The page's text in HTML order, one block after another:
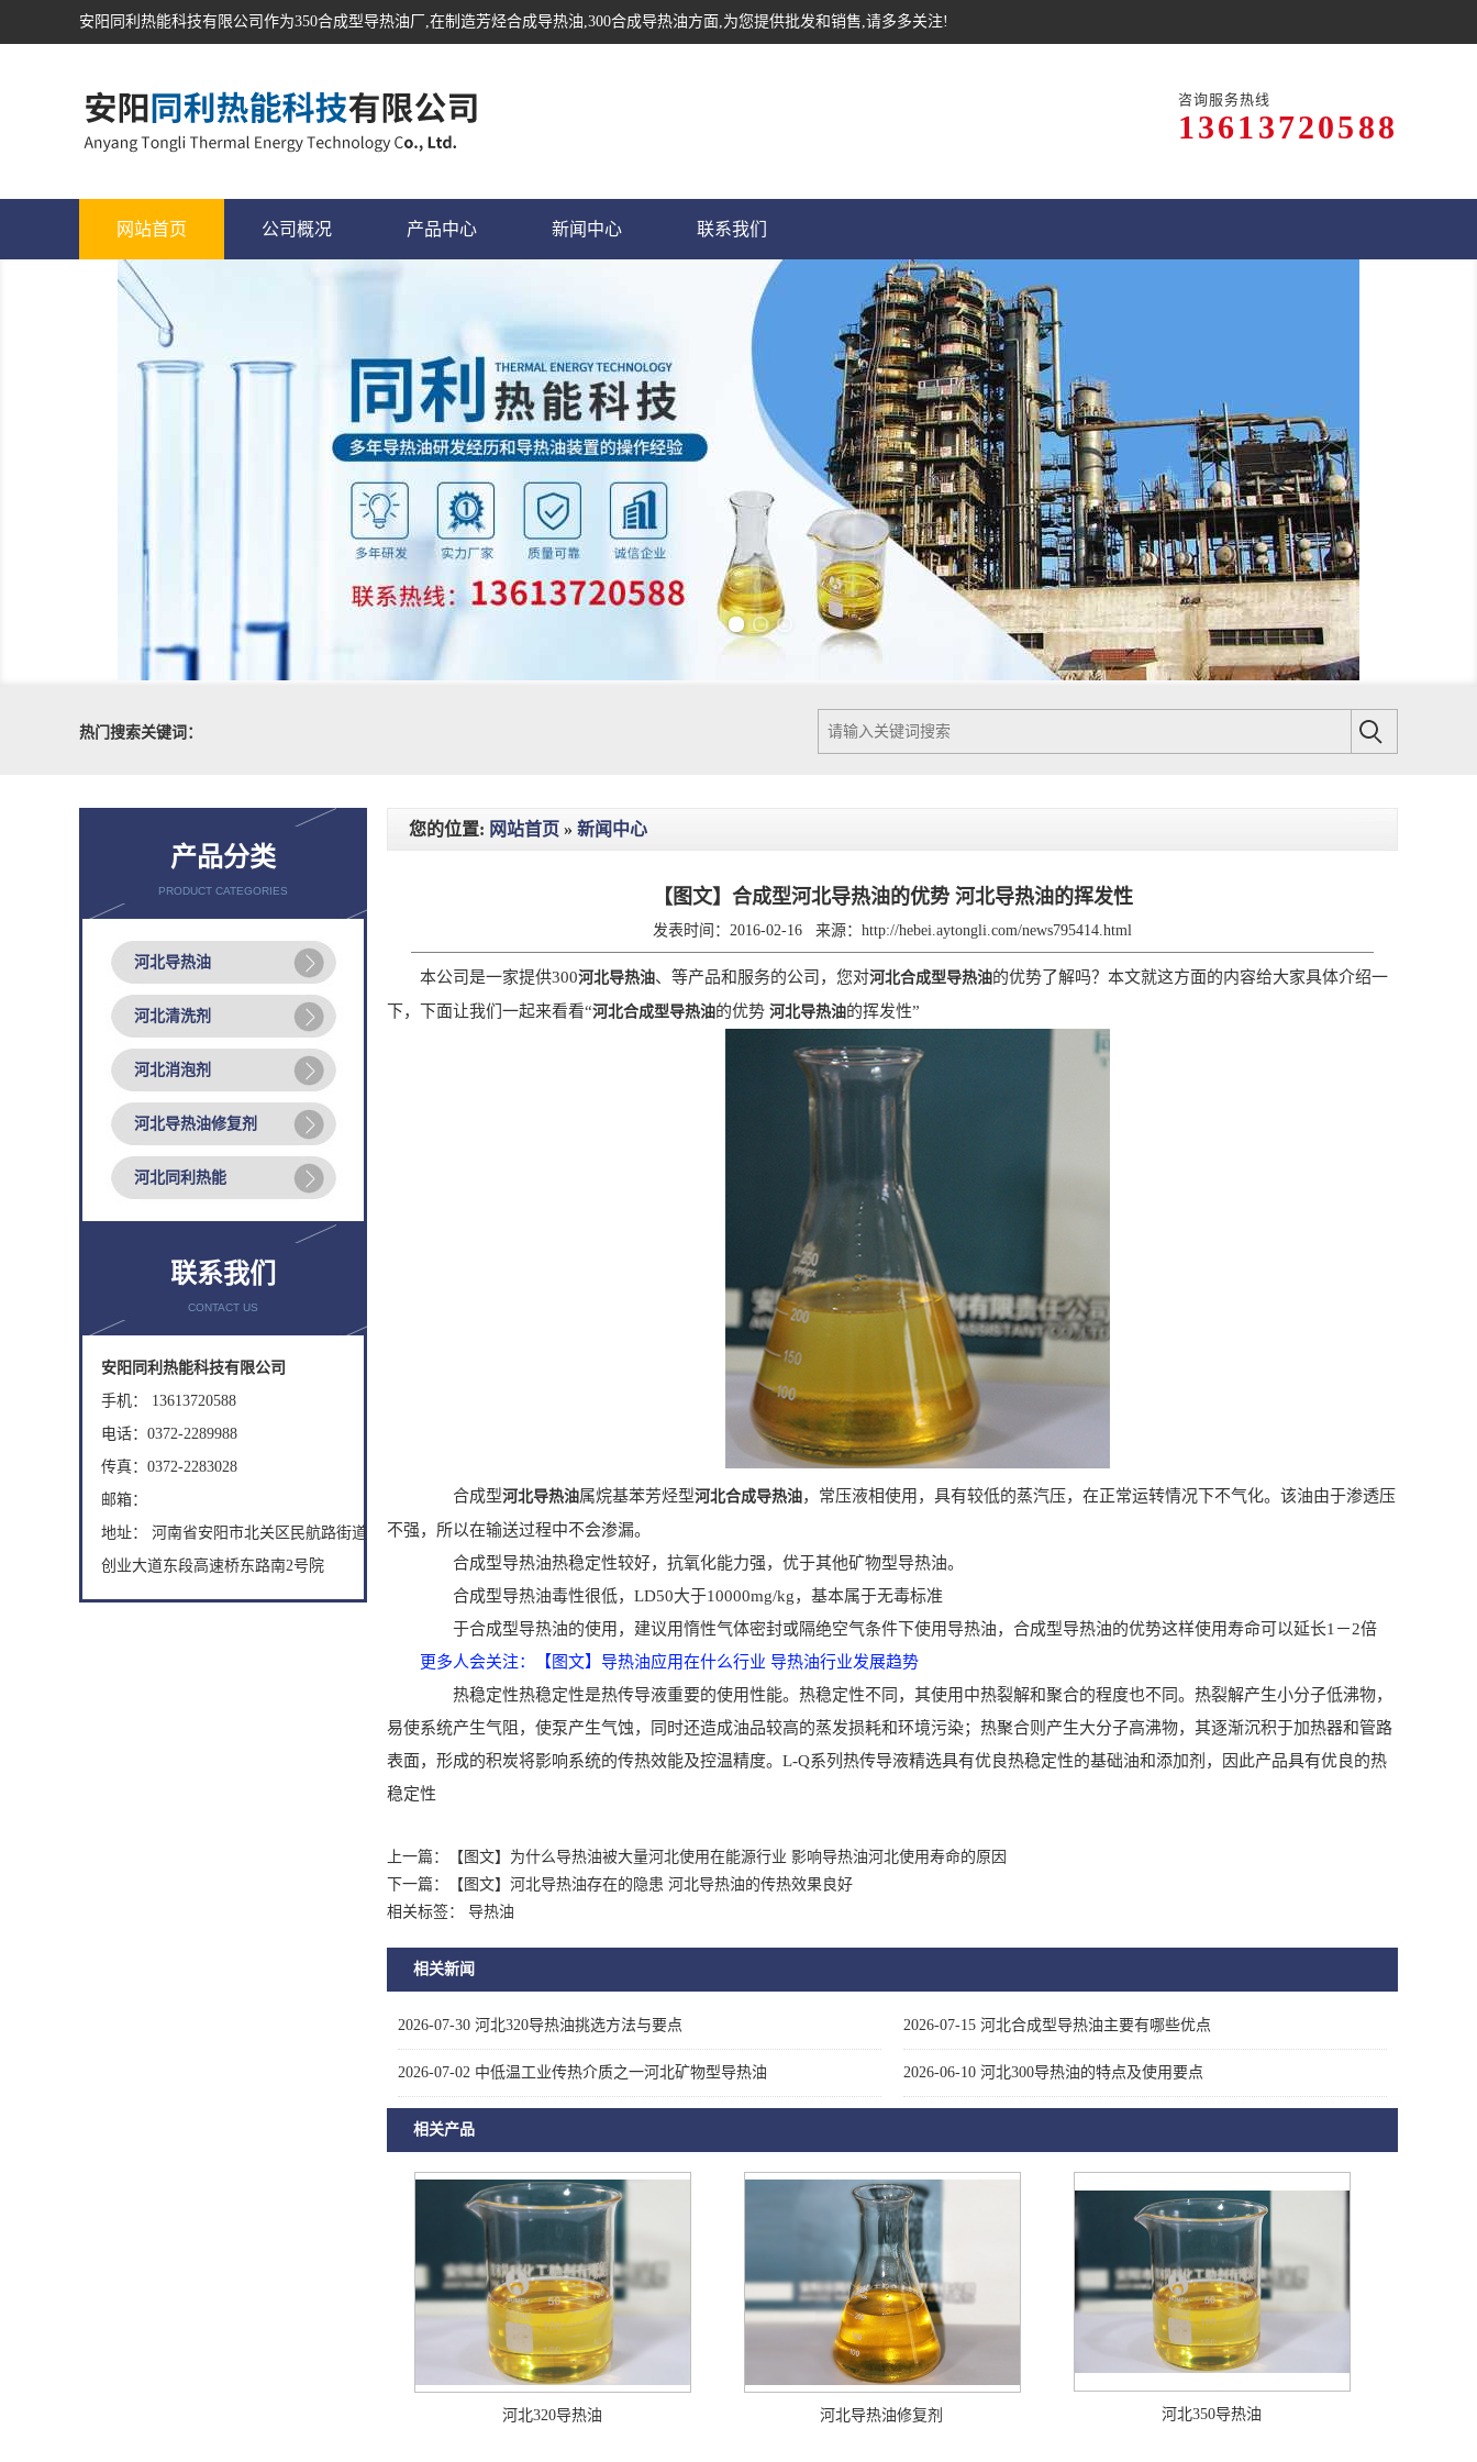
安阳同利热能科技有限公司作为350合成型导热油厂,在制造芳烃合成导热油,300合成导热油方面,为您提供批发和销售,请多多关注!
咨询服务热线
13613720588
网站首页 公司概况 产品中心 新闻中心 联系我们
热门搜索关键词：
产品分类
PRODUCT CATEGORIES
河北导热油
河北清洗剂
河北消泡剂
河北导热油修复剂
河北同利热能
联系我们
CONTACT US
安阳同利热能科技有限公司
手机： 13613720588
电话：0372-2289988
传真：0372-2283028
邮箱：
地址： 河南省安阳市北关区民航路街道
创业大道东段高速桥东路南2号院
您的位置: 网站首页 » 新闻中心
【图文】合成型河北导热油的优势 河北导热油的挥发性
发表时间：2016-02-16 来源： http://hebei.aytongli.com/news795414.html
本公司是一家提供300河北导热油、等产品和服务的公司，您对河北合成型导热油的优势了解吗？本文就这方面的内容给大家具体介绍一
下，下面让我们一起来看看“河北合成型导热油的优势 河北导热油的挥发性”
合成型河北导热油属烷基苯芳烃型河北合成导热油，常压液相使用，具有较低的蒸汽压，在正常运转情况下不气化。该油由于渗透压
不强，所以在输送过程中不会渗漏。
合成型导热油热稳定性较好，抗氧化能力强，优于其他矿物型导热油。
合成型导热油毒性很低，LD50大于10000mg/kg，基本属于无毒标准
于合成型导热油的使用，建议用惰性气体密封或隔绝空气条件下使用导热油，合成型导热油的优势这样使用寿命可以延长1－2倍
更多人会关注：【图文】导热油应用在什么行业 导热油行业发展趋势
热稳定性热稳定性是热传导液重要的使用性能。热稳定性不同，其使用中热裂解和聚合的程度也不同。热裂解产生小分子低沸物，
易使系统产生气阻，使泵产生气蚀，同时还造成油品较高的蒸发损耗和环境污染；热聚合则产生大分子高沸物，其逐渐沉积于加热器和管路
表面，形成的积炭将影响系统的传热效能及控温精度。L-Q系列热传导液精选具有优良热稳定性的基础油和添加剂，因此产品具有优良的热
稳定性
上一篇：
【图文】为什么导热油被大量河北使用在能源行业 影响导热油河北使用寿命的原因
下一篇：
【图文】河北导热油存在的隐患 河北导热油的传热效果良好
相关标签： 导热油
相关新闻
2026-07-30 河北320导热油挑选方法与要点 2026-07-15 河北合成型导热油主要有哪些优点
2026-07-02 中低温工业传热介质之一河北矿物型导热油 2026-06-10 河北300导热油的特点及使用要点
相关产品
河北320导热油 河北导热油修复剂 河北350导热油